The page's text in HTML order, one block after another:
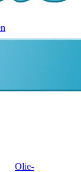
Olie-